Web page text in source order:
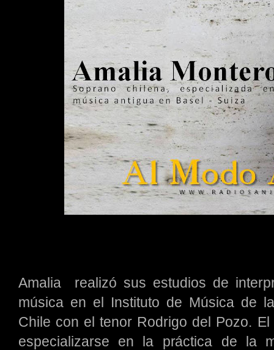
Amalia realizó sus estudios de
música en el Instituto de Música de
Chile con el tenor Rodrigo del Pozo.
especializarse en la práctica de la